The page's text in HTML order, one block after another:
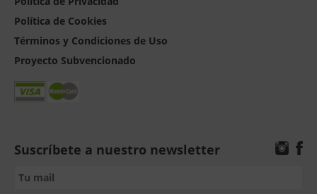
Política de Cookies
Términos y Condiciones de Uso
Proyecto Subvencionado
Suscríbete a nuestro newsletter